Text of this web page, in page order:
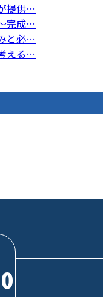
提供…
完成…
と必…
える…